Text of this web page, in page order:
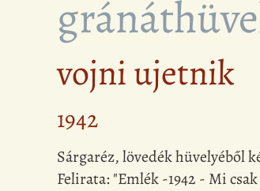
vojni ujetnik
1942
Sárgaréz, lövedék hüvelyéből
Felirata: "Emlék -1942 - Mi